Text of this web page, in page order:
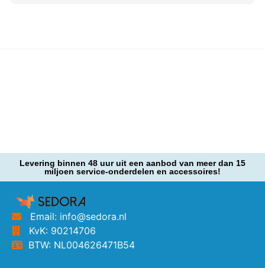
Levering binnen 48 uur uit een aanbod van meer dan 15
miljoen service-onderdelen en accessoires!
Email: info@sedora.nl
KvK: 90214706
BTW: NL004626471B54